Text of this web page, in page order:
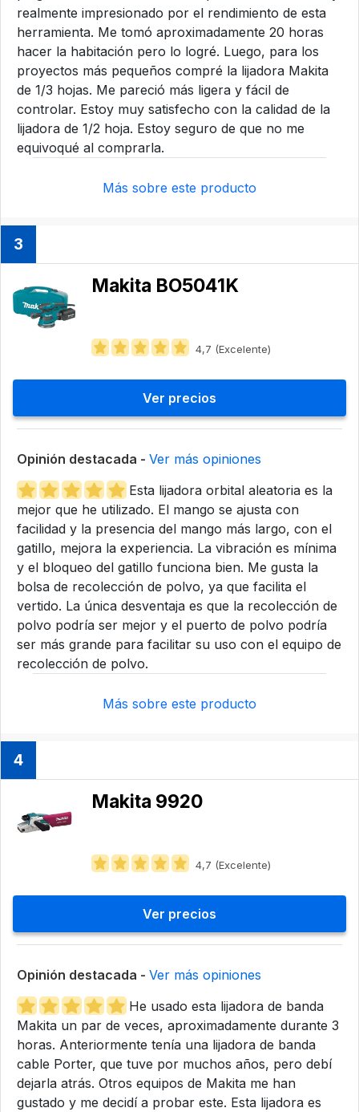
realmente impresionado por el rendimiento de esta
herramienta. Me tomó aproximadamente 20 horas
hacer la habitación pero lo logré. Luego, para los
proyectos más pequeños compré la lijadora Makita
de 1/3 hojas. Me pareció más ligera y fácil de
controlar. Estoy muy satisfecho con la calidad de la
lijadora de 1/2 hoja. Estoy seguro de que no me
equivoqué al comprarla.
Más sobre este producto
3
Makita BO5041K
4,7 (Excelente)
Ver precios
Opinión destacada - Ver más opiniones
Esta lijadora orbital aleatoria es la
mejor que he utilizado. El mango se ajusta con
facilidad y la presencia del mango más largo, con el
gatillo, mejora la experiencia. La vibración es mínima
y el bloqueo del gatillo funciona bien. Me gusta la
bolsa de recolección de polvo, ya que facilita el
vertido. La única desventaja es que la recolección de
polvo podría ser mejor y el puerto de polvo podría
ser más grande para facilitar su uso con el equipo de
recolección de polvo.
Más sobre este producto
4
Makita 9920
4,7 (Excelente)
Ver precios
Opinión destacada - Ver más opiniones
He usado esta lijadora de banda
Makita un par de veces, aproximadamente durante 3
horas. Anteriormente tenía una lijadora de banda
cable Porter, que tuve por muchos años, pero debí
dejarla atrás. Otros equipos de Makita me han
gustado y me decidí a probar este. Esta lijadora es